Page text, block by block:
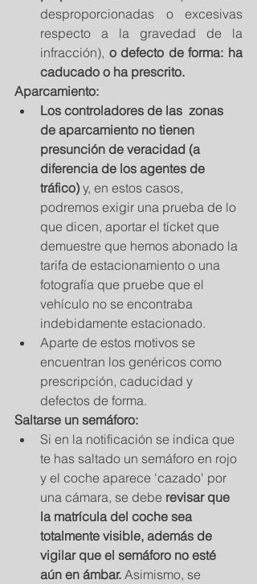
desproporcionadas o excesivas
respecto a la gravedad de la
infracción), o defecto de forma: ha
caducado o ha prescrito.
Aparcamiento:
Los controladores de las  zonas
de aparcamiento no tienen
presunción de veracidad (a
diferencia de los agentes de
tráfico) y, en estos casos,
podremos exigir una prueba de lo
que dicen, aportar el tícket que
demuestre que hemos abonado la
tarifa de estacionamiento o una
fotografía que pruebe que el
vehículo no se encontraba
indebidamente estacionado.
Aparte de estos motivos se
encuentran los genéricos como
prescripción, caducidad y
defectos de forma.
Saltarse un semáforo:
Si en la notificación se indica que
te has saltado un semáforo en rojo
y el coche aparece 'cazado' por
una cámara, se debe revisar que
la matrícula del coche sea
totalmente visible, además de
vigilar que el semáforo no esté
aún en ámbar. Asimismo, se